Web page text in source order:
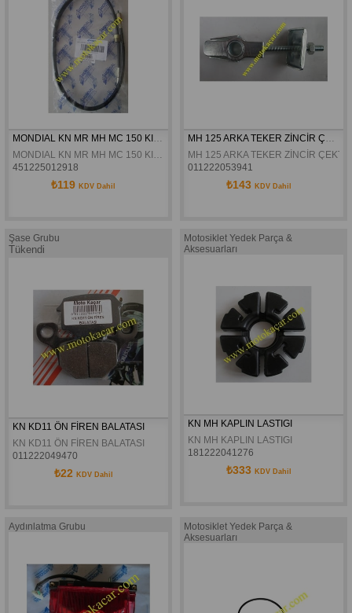
MONDIAL KN MR MH MC 150 KILOMETRE TELI ORJINAL
MONDIAL KN MR MH MC 150 KILOMETRE TELI ORJINAL
451225012918
₺119KDV Dahil
MH 125 ARKA TEKER ZİNCİR ÇEKTİRMSİ
MH 125 ARKA TEKER ZİNCİR
011222053941
₺143 KDV Dahil
Şase Grubu
Tükendi
KN KD11 ÖN FİREN BALATASI
KN KD11 ÖN FİREN BALATASI
011222049470
₺22 KDV Dahil
Motosiklet Yedek Parça &
Aksesuarları
KN MH KAPLIN LASTIGI
KN MH KAPLIN LASTIGI
181222041276
₺333 KDV Dahil
Aydınlatma Grubu
Motosiklet Yedek Parça &
Aksesuarları